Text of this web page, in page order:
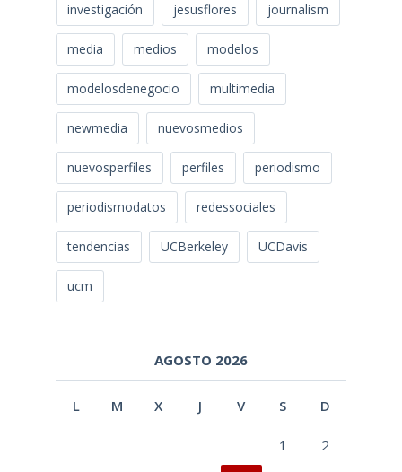
investigación jesusflores journalism
media medios modelos
modelosdenegocio multimedia
newmedia nuevosmedios
nuevosperfiles perfiles periodismo
periodismodatos redessociales
tendencias UCBerkeley UCDavis
ucm
AGOSTO 2026
L M X J V S D
1 2